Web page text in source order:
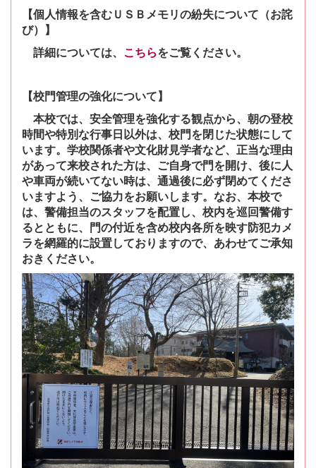
【個人情報を含むＵＳＢメモリの紛失について（お詫
び）】
詳細については、 こちらをご覧ください。
【校門管理の強化について】
本校では、安全管理を強化する観点から、朝の登校
時間や特別な行事日以外は、校門を閉じた状態にして
います。学校関係者や文化財見学者など、正当な理由
があって来校された方は、ご自身で門を開け、後に人
や車両が続いてない時は、通過後に必ず閉めてくださ
いますよう、ご協力をお願いします。なお、本校で
は、警備担当のスタッフを配置し、校内を巡回警備す
るとともに、門の付近を含め校内各所を映す防犯カメ
ラを網羅的に設置しておりますので、あわせてご承知
おきください。